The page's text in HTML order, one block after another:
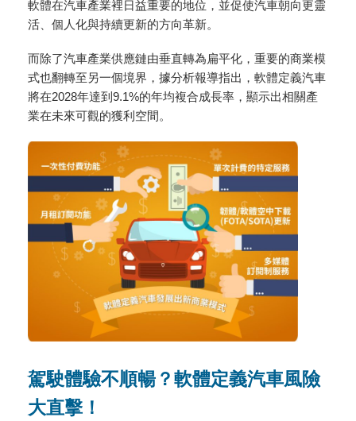
軟體在汽車產業裡日益重要的地位，並促使汽車朝向更靈
活、個人化與持續更新的方向革新。
而除了汽車產業供應鏈由垂直轉為扁平化，重要的商業模
式也翻轉至另一個境界，據分析報導指出，軟體定義汽車
將在2028年達到9.1%的年均複合成長率，顯示出相關產
業在未來可觀的獲利空間。
駕駛體驗不順暢？軟體定義汽車風險
大直擊！